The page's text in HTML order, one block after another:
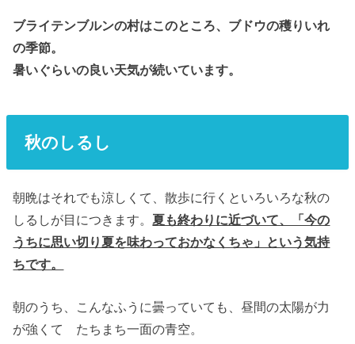
ブライテンブルンの村はこのところ、ブドウの穫りいれ
の季節。
暑いぐらいの良い天気が続いています。
秋のしるし
朝晩はそれでも涼しくて、散歩に行くといろいろな秋の
しるしが目につきます。夏も終わりに近づいて、「今の
うちに思い切り夏を味わっておかなくちゃ」という気持
ちです。
朝のうち、こんなふうに曇っていても、昼間の太陽が力
が強くて たちまち一面の青空。